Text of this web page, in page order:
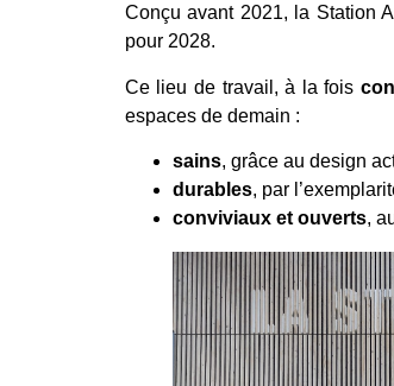
Conçu avant 2021, la Station
pour 2028.
Ce lieu de travail, à la fois
espaces de demain :
sains, grâce au design
durables, par
conviviaux et ouverts,